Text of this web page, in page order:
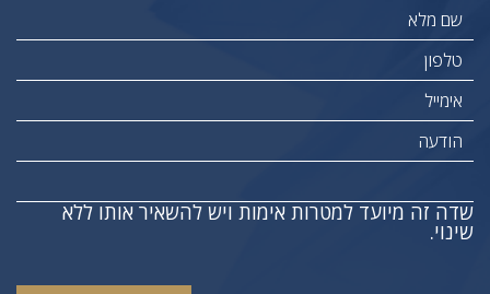
שדה זה מיועד למטרות אימות ויש להשאיר אותו ללא
שינוי.